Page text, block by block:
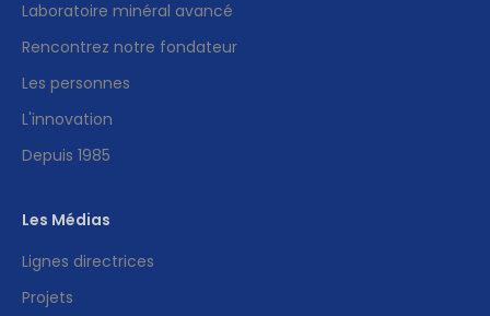
Laboratoire minéral avancé
Rencontrez notre fondateur
Les personnes
L'innovation
Depuis 1985
Les Médias
Lignes directrices
Projets